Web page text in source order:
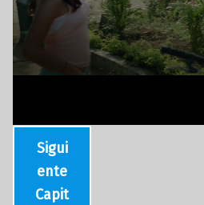
Sigui
ente
Capit